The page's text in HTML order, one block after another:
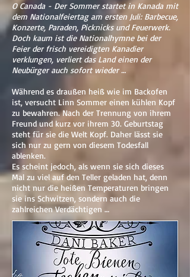
O Canada - Der Sommer startet in Kanada mit
dem Nationalfeiertag am ersten Juli: Barbecue,
Konzerte, Paraden, Picknicks und Feuerwerk.
Doch kaum ist die Nationalhymne bei der
Feier der frisch vereidigten Kanadier
verklungen, verliert das Land einen der
Neubürger auch sofort wieder …
Während es draußen heiß wie im Backofen
ist, versucht Linn Sommer einen kühlen Kopf
zu bewahren. Nach der Trennung von ihrem
Freund und kurz vor ihrem 30. Geburtstag
steht für sie die Welt Kopf. Daher lässt sie
sich nur zu gern von diesem Todesfall
ablenken.
Es scheint jedoch, als wenn sie sich dieses
Mal zu viel auf den Teller geladen hat, denn
nicht nur die heißen Temperaturen bringen
sie ins Schwitzen, sondern auch die
zahlreichen Verdächtigen …